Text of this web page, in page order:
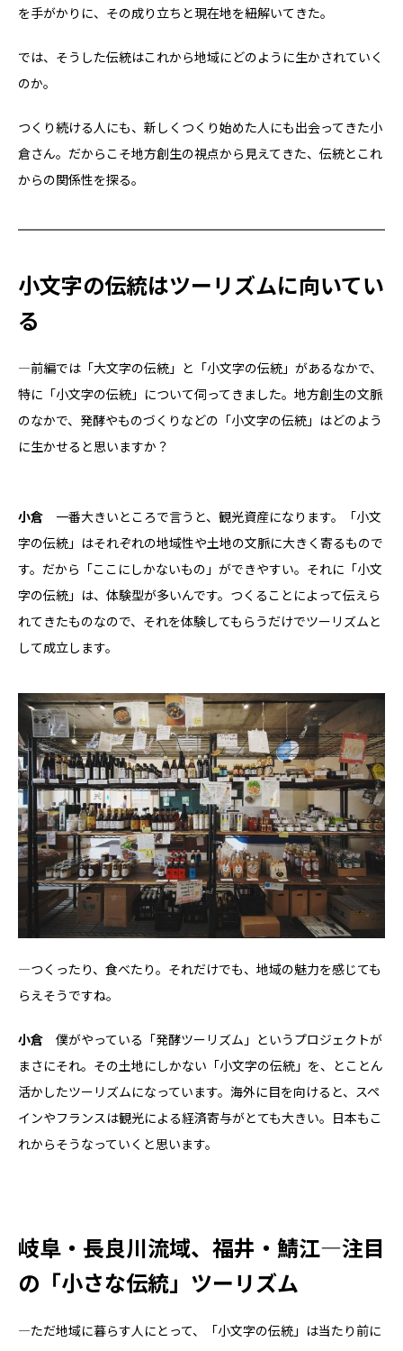
を手がかりに、その成り立ちと現在地を紐解いてきた。
では、そうした伝統はこれから地域にどのように生かされていく
のか。
つくり続ける人にも、新しくつくり始めた人にも出会ってきた小
倉さん。だからこそ地方創生の視点から見えてきた、伝統とこれ
からの関係性を探る。
小文字の伝統はツーリズムに向いてい
る
―前編では「大文字の伝統」と「小文字の伝統」があるなかで、
特に「小文字の伝統」について伺ってきました。地方創生の文脈
のなかで、発酵やものづくりなどの「小文字の伝統」はどのよう
に生かせると思いますか？
小倉 一番大きいところで言うと、観光資産になります。「小文
字の伝統」はそれぞれの地域性や土地の文脈に大きく寄るもので
す。だから「ここにしかないもの」ができやすい。それに「小文
字の伝統」は、体験型が多いんです。つくることによって伝えら
れてきたものなので、それを体験してもらうだけでツーリズムと
して成立します。
―つくったり、食べたり。それだけでも、地域の魅力を感じても
らえそうですね。
小倉 僕がやっている「発酵ツーリズム」というプロジェクトが
まさにそれ。その土地にしかない「小文字の伝統」を、とことん
活かしたツーリズムになっています。海外に目を向けると、スペ
インやフランスは観光による経済寄与がとても大きい。日本もこ
れからそうなっていくと思います。
岐阜・長良川流域、福井・鯖江―注目
の「小さな伝統」ツーリズム
―ただ地域に暮らす人にとって、「小文字の伝統」は当たり前に